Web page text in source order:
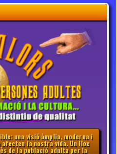
una visió àmplia, moderna i
la nostra vida. Un lloc
de la població adulta per la